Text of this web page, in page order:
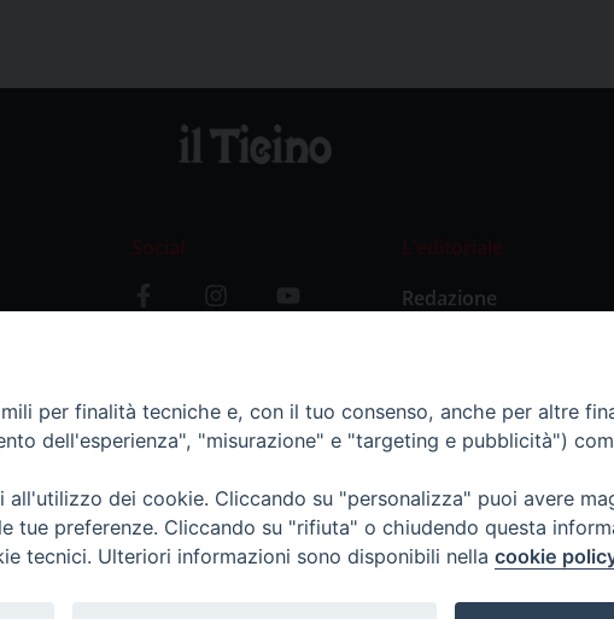
Social
L’editoriale
Redazione
per finalità tecniche e, con il tuo consenso, anche per altre
dell'esperienza", "misurazione" e "targeting e pubblicità")
dei cookie. Cliccando su "personalizza" puoi avere
tue preferenze. Cliccando su "rifiuta" o chiudendo questa
tecnici. Ulteriori informazioni sono disponibili nella cookie